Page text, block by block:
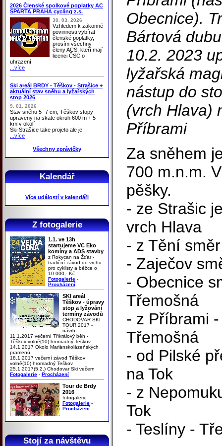
2026 Členské spolkové poplatky AC
SPARTA PRAHA cycling z.s.
30. 03. 2026
Vzhledem k zákonné
povinnosti vybírat
členské poplatky,
prosím všechny
členy ACS, kteří mají
licenci ČSC o
uhrazení
...více
Ski areál BRDY - Těškov - Strašice +
aktuální stav sněhu a lyžařských
stop 2026
9. 01. 2026
Stav sněhu 5 -7 cm, Těškov stopy
upraveny na skate okruh 600 m + 5
km v okolí
Ski Strašice take projeto ale je
...více
Všechny zprávičky
Kalendář
Více událostí v kalendáři
Z fotogalerie
1.1. ve 13h
startujeme VC Eko
komíny a ADS stavby
z Rokycan na Žďár -
tradiční závod do vrchu
pro cyklisty a běžce o
10 000,- Kč
Fotogalerie -
Procházení
SKI areál
Těškov - úpravy
stop a lyžování
termíny závodů
CHODOVAR SKI
TOUR 2017 -
návrh
11.1.2017 večerní Tříkrálový běh -
Těškov volně(10) hromadný Teškov
14.1.2017 Okolo Mariánskolázeňských
pramenů
18.1.2017 večerní závod Těškov
volně(10) hromadný Teškov
25.1.2017(5.2.) Chodovar Ski večern
Fotogalerie - Procházení
Tour de Brdy
2016
fotogalerie
Fotogalerie -
Procházení
Stojí za návštěvu
Obecnice).
Bártová
10.2. 2023
lyžařská
nástup do
(vrch Hlava)
Příbrami
Za sněhem
700 m.n.m.
pěšky.
- ze Strašic
vrch Hlava
- z Tění
- Zaječov
- Obecnice
Třemošná
- z Příbrami
Třemošná
- od Pilské
na Tok
- z
Tok
- Teslíny -